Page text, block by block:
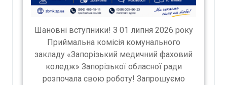
Шановні вступники! З 01 липня 2026 року
Приймальна комісія комунального
закладу «Запорізький медичний фаховий
коледж» Запорізької обласної ради
розпочала свою роботу! Запрошуємо